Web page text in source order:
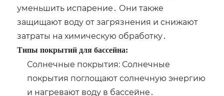
уменьшить испарение․ Они также
защищают воду от загрязнения и снижают
затраты на химическую обработку․
Типы покрытий для бассейна:
Солнечные покрытия: Солнечные
покрытия поглощают солнечную энергию
и нагревают воду в бассейне․